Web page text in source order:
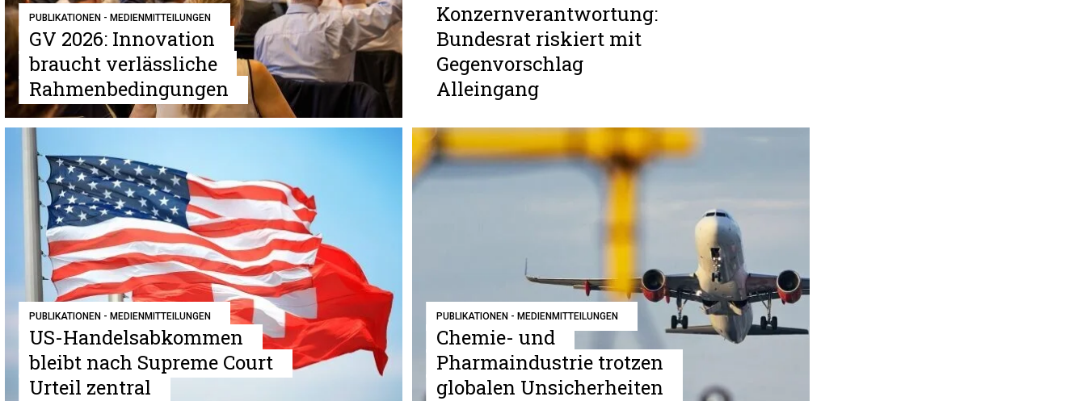
PUBLIKATIONEN - MEDIENMITTEILUNGEN
GV 2026: Innovation
braucht verlässliche
Rahmenbedingungen
Konzernverantwortung:
Bundesrat riskiert mit
Gegenvorschlag
Alleingang
PUBLIKATIONEN - MEDIENMITTEILUNGEN
US-Handelsabkommen
bleibt nach Supreme Court
Urteil zentral
PUBLIKATIONEN - MEDIENMITTEILUNGEN
Chemie- und
Pharmaindustrie trotzen
globalen Unsicherheiten